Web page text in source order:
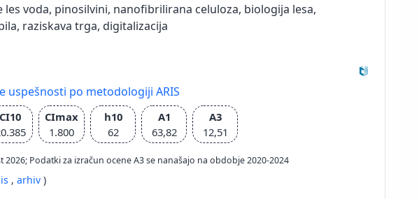
voda, pinosilvini, nanofibrilirana celuloza, biologija lesa,
raziskava trga, digitalizacija
uspešnosti po metodologiji ARIS
CI10
CImax
1.800
h10
62
A1
63,82
A3
12,51
Podatki za izračun ocene A3 se nanašajo na obdobje 2020-2024
, arhiv )